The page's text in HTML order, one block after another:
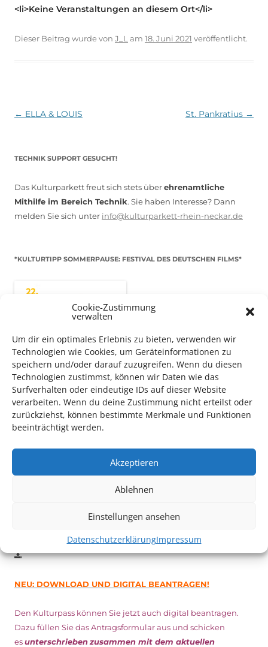
Cookie-Zustimmung
verwalten
Um dir ein optimales Erlebnis zu bieten, verwenden wir
Technologien wie Cookies, um Geräteinformationen zu
speichern und/oder darauf zuzugreifen. Wenn du diesen
Technologien zustimmst, können wir Daten wie das
Surfverhalten oder eindeutige IDs auf dieser Website
verarbeiten. Wenn du deine Zustimmung nicht erteilst oder
zurückziehst, können bestimmte Merkmale und Funktionen
beeinträchtigt werden.
Akzeptieren
Ablehnen
Einstellungen ansehen
DatenschutzerklärungImpressum
<li>Keine Veranstaltungen an diesem Ort</li>
Dieser Beitrag wurdevon J_L am 18. Juni 2021 veröffentlicht.
Beitragsnavigation
← ELLA & LOUIS St. Pankratius →
TECHNIK SUPPORT GESUCHT!
Das Kulturparkett freut sich stets überehrenamtliche
Mithilfe im Bereich Technik. Sie haben Interesse? Dann
melden Sie sich unter info@kulturparkett-rhein-neckar.de
*KULTURTIPP SOMMERPAUSE: FESTIVAL DES DEUTSCHEN FILMS*
Auch dieses Jahr findet wieder dasFestival des deutschen
Filmsin Ludwigshafen statt.
Minuten vor Beginn des Films und solange der Vorrat reicht!
NEU: DOWNLOAD UND DIGITAL BEANTRAGEN!
Den Kulturpass können Sie jetzt auch digital beantragen.
Dazu füllen Sie das Antragsformular aus und schicken
esunterschriebenzusammen mit dem aktuellen